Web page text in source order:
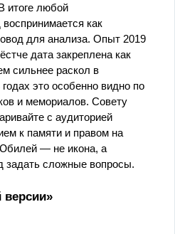
итоге любой
как
для анализа. Опыт 2019
дата закреплена как
сильнее раскол в
это особенно видно по
и мемориалов. Совету
с аудиторией
к памяти и правом на
Юбилей — не икона, а
задать сложные вопросы.